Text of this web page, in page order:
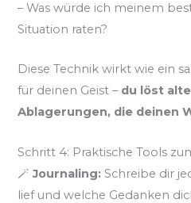
– Was würde ich meinem
Situation raten?
Diese Technik wirkt wie ein
für deinen Geist – du löst
Ablagerungen, die deinen
Schritt 4: Praktische Tools
🪄Journaling: Schreibe dir
lief und welche Gedanken